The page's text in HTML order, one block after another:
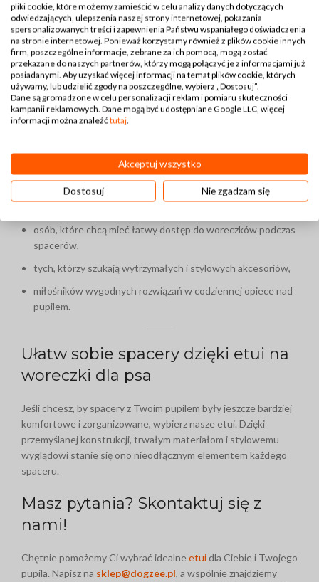
rozmiarem, dzięki czemu nie zajmuje dużo miejsca, ale
jednocześnie mieści odpowiednią ilość woreczków. Dostępne
w różnych kolorach i wzorach, doskonale dopasowuje się do
stylu właściciela i psa, stając się nie tylko funkcjonalnym, ale
także estetycznym dodatkiem.
Dla kogo jest etui na woreczki dla
Etui idealnie sprawdzi się dla:
osób, które chcą mieć łatwy dostęp do woreczków podczas
spacerów,
tych, którzy szukają wytrzymałych i stylowych akcesoriów,
miłośników wygodnych rozwiązań w codziennej opiece nad
pupilem.
Ułatw sobie spacery dzięki etui na
woreczki dla psa
Jeśli chcesz, by spacery z Twoim pupilem były jeszcze bardziej
komfortowe i zorganizowane, wybierz nasze etui. Dzięki
przemyślanej konstrukcji, trwałym materiałom i stylowemu
wyglądowi stanie się ono nieodłącznym elementem każdego
spaceru.
Masz pytania? Skontaktuj się z
nami!
Chętnie pomożemy Ci wybrać idealne etui dla Ciebie i Twojego
pupila. Napisz na sklep@dogzee.pl, a wspólnie znajdziemy
pliki cookie, które możemy zamieścić w celu analizy danych dotyczących
odwiedzających, ulepszenia naszej strony internetowej, pokazania
spersonalizowanych treści i zapewnienia Państwu wspaniałego doświadczenia
na stronie internetowej. Ponieważ korzystamy również z plików cookie innych
firm, poszczególne informacje, zebrane za ich pomocą, mogą zostać
przekazane do naszych partnerów, którzy mogą połączyć je z informacjami już
posiadanymi. Aby uzyskać więcej informacji na temat plików cookie, których
używamy, lub udzielić zgody na poszczególne, wybierz „Dostosuj”.
Dane są gromadzone w celu personalizacji reklam i pomiaru skuteczności
kampanii reklamowych. Dane mogą być udostępniane Google LLC, więcej
informacji można znaleźćtutaj.
Akceptuj wszystko
Dostosuj Nie zgadzam się